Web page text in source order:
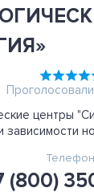
центры
зависимости
(800)